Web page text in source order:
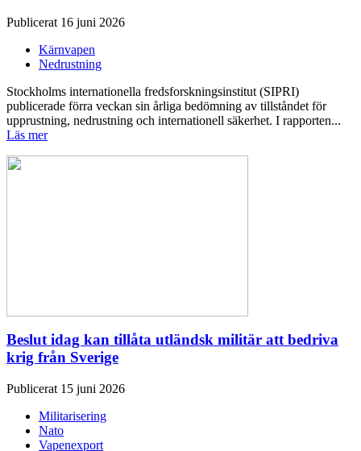
Publicerat 16 juni 2026
Kärnvapen
Nedrustning
Stockholms internationella fredsforskningsinstitut (SIPRI)
publicerade förra veckan sin årliga bedömning av tillståndet för
upprustning, nedrustning och internationell säkerhet. I rapporten...
Läs mer
Beslut idag kan tillåta utländsk militär att bedriva
krig från Sverige
Publicerat 15 juni 2026
Militarisering
Nato
Vapenexport